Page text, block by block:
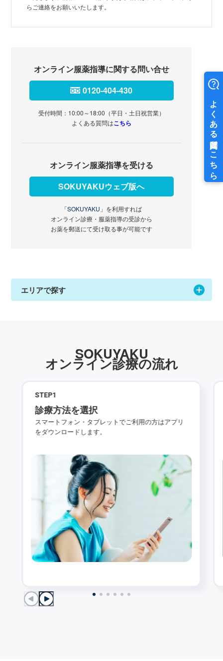
らご連絡をお願いいたします。
オンライン服薬指導に関する問い合せ
0120-404-430
受付時間：10:00～18:00（平日・土日祝営業）
よくある質問はこちら
オンライン服薬指導を受ける
SOKUYAKUウェブ版へ
「SOKUYAKU」 を利用すれば
オンライン診療・服薬指導の受診から
お薬を郵送にて受け取る事が可能です
エリアで探す
SOKUYAKU
オンライン診療の流れ
STEP1
診療方法を選択
スマートフォン・タブレットでご利用の方はアプリ
をダウンロードします。